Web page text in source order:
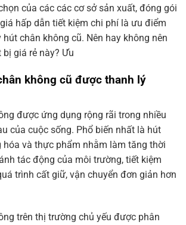
của các các cơ sở sản xuất, đóng gói
hấp dẫn tiết kiệm chi phí là ưu điểm
hút chân không cũ. Nên hay không nên
giá rẻ này? Ưu
không cũ được thanh lý
được ứng dụng rộng rãi trong nhiều
của cuộc sống. Phổ biến nhất là hút
hóa và thực phẩm nhằm làm tăng thời
tác động của môi trường, tiết kiệm
trình cất giữ, vận chuyển đơn giản hơn
trên thị trường chủ yếu được phân